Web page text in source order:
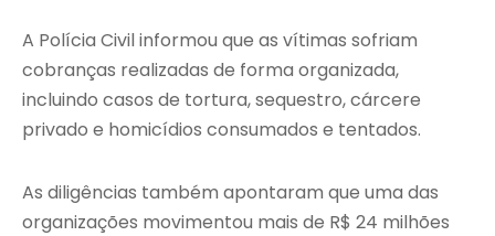
A Polícia Civil informou que as vítimas sofriam
cobranças realizadas de forma organizada,
incluindo casos de tortura, sequestro, cárcere
privado e homicídios consumados e tentados.
As diligências também apontaram que uma das
organizações movimentou mais de R$ 24 milhões